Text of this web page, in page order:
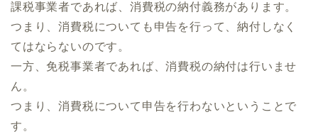
課税事業者であれば、消費税の納付義務があります。
つまり、消費税についても申告を行って、納付しなく
てはならないのです。
一方、免税事業者であれば、消費税の納付は行いませ
ん。
つまり、消費税について申告を行わないということで
す。